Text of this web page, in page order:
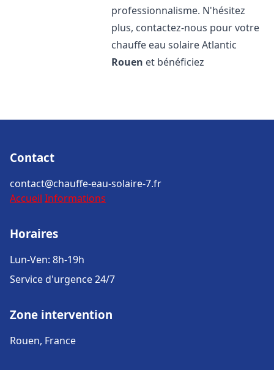
professionnalisme. N'hésitez
plus, contactez-nous pour votre
chauffe eau solaire Atlantic
Rouen et bénéficiez
Contact
contact@chauffe-eau-solaire-7.fr
Accueil Informations
Horaires
Lun-Ven: 8h-19h
Service d'urgence 24/7
Zone intervention
Rouen, France